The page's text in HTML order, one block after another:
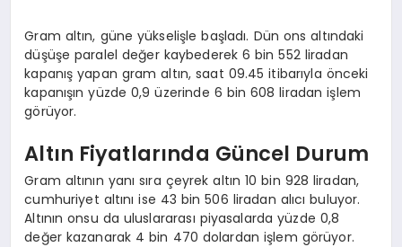
Gram altın, güne yükselişle başladı. Dün ons altındaki
düşüşe paralel değer kaybederek 6 bin 552 liradan
kapanış yapan gram altın, saat 09.45 itibarıyla önceki
kapanışın yüzde 0,9 üzerinde 6 bin 608 liradan işlem
görüyor.
Altın Fiyatlarında Güncel Durum
Gram altının yanı sıra çeyrek altın 10 bin 928 liradan,
cumhuriyet altını ise 43 bin 506 liradan alıcı buluyor.
Altının onsu da uluslararası piyasalarda yüzde 0,8
değer kazanarak 4 bin 470 dolardan işlem görüyor.